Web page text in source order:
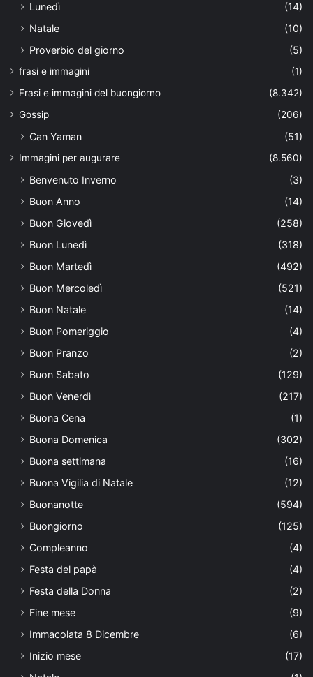
Lunedì
(14)
Natale
(10)
Proverbio del giorno
(5)
frasi e immagini
(1)
Frasi e immagini del buongiorno
(8.342)
Gossip
(206)
Can Yaman (51)
Immagini per augurare (8.560)
Benvenuto Inverno
(3)
Buon Anno
(14)
Buon Giovedì
(258)
Buon Lunedì
(318)
Buon Martedì
(492)
Buon Mercoledì
(521)
Buon Natale
(14)
Buon Pomeriggio
(4)
Buon Pranzo
(2)
Buon Sabato
(129)
Buon Venerdì
(217)
Buona Cena
(1)
Buona Domenica
(302)
Buona settimana
(16)
Buona Vigilia di Natale
(12)
Buonanotte
(594)
Buongiorno
(125)
Compleanno
(4)
Festa del papà
(4)
Festa della Donna
(2)
Fine mese
(9)
Immacolata 8 Dicembre
(6)
Inizio mese
(17)